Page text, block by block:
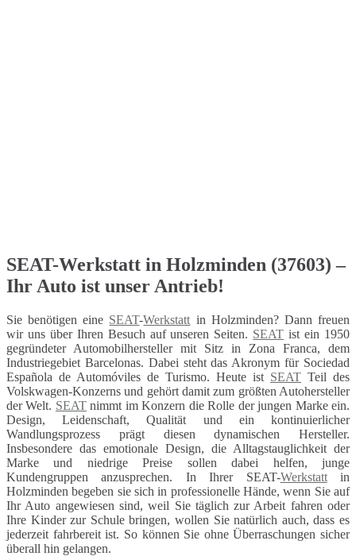
SEAT-Werkstatt in Holzminden (37603) –
Ihr Auto ist unser Antrieb!
Sie benötigen eine SEAT-Werkstatt in Holzminden? Dann freuen
wir uns über Ihren Besuch auf unseren Seiten. SEAT ist ein 1950
gegründeter Automobilhersteller mit Sitz in Zona Franca, dem
Industriegebiet Barcelonas. Dabei steht das Akronym für Sociedad
Española de Automóviles de Turismo. Heute ist SEAT Teil des
Volskwagen-Konzerns und gehört damit zum größten Autohersteller
der Welt. SEATnimmt im Konzern die Rolle der jungen Marke ein.
Design, Leidenschaft, Qualität und ein kontinuierlicher
Wandlungsprozess prägt diesen dynamischen Hersteller.
Insbesondere das emotionale Design, die Alltagstauglichkeit der
Marke und niedrige Preise sollen dabei helfen, junge
Kundengruppen anzusprechen. In Ihrer SEAT-Werkstattin
Holzminden begeben sie sich in professionelle Hände, wenn Sie auf
Ihr Auto angewiesen sind, weil Sie täglich zur Arbeit fahren oder
Ihre Kinder zur Schule bringen, wollen Sie natürlich auch, dass es
jederzeit fahrbereit ist. So können Sie ohne Überraschungen sicher
überall hin gelangen.